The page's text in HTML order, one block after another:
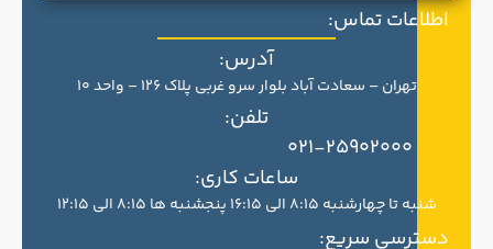
اطلاعات تماس:
آدرس:
تهران – سعادت آباد بلوار سرو غربی پلاک 126 – واحد 10
تلفن:
021-25902000
ساعات کاری:
شنبه تا چهارشنبه 8:15 الی 16:15 پنجشنبه ها 8:15 الی 12:15
دسترسی سریع: